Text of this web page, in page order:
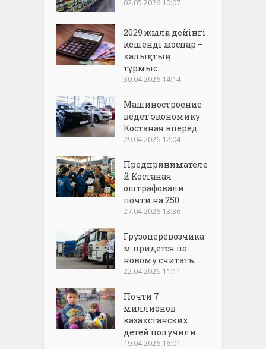
02.05.2026 10:07
2029 жылға дейінгі
кешенді жоспар –
халықтың
тұрмыс...
30.04.2026 14:14
Машиностроение
ведет экономику
Костаная вперед
29.04.2026 12:04
Предпринимателе
й Костаная
оштрафовали
почти на 250...
27.04.2026 13:36
Грузоперевозчика
м придется по-
новому считать...
22.04.2026 11:11
Почти 7
миллионов
казахстанских
детей получили...
19.04.2026 16:01